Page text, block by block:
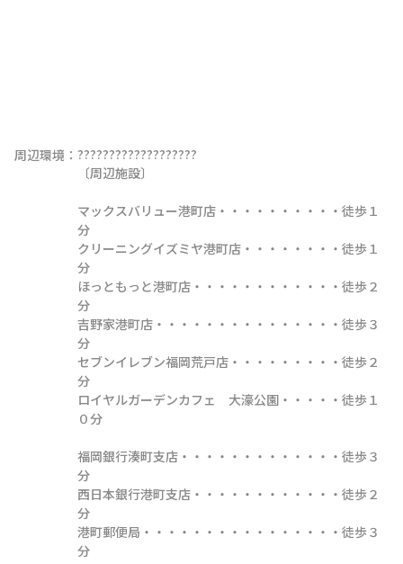
周辺環境： ???????????????????
〔周辺施設〕
マックスバリュー港町店・・・・・・・・・・徒歩１
分
クリーニングイズミヤ港町店・・・・・・・・徒歩１
分
ほっともっと港町店・・・・・・・・・・・・徒歩２
分
吉野家港町店・・・・・・・・・・・・・・・徒歩３
分
セブンイレブン福岡荒戸店・・・・・・・・・徒歩２
分
ロイヤルガーデンカフェ　大濠公園・・・・・徒歩１
０分
福岡銀行湊町支店・・・・・・・・・・・・・徒歩３
分
西日本銀行港町支店・・・・・・・・・・・・徒歩２
分
港町郵便局・・・・・・・・・・・・・・・・徒歩３
分